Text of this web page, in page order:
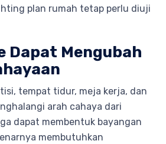
plan rumah tetap perlu diuji
Dapat Mengubah
tempat tidur, meja kerja, dan
arah cahaya dari
dapat membentuk bayangan
membutuhkan